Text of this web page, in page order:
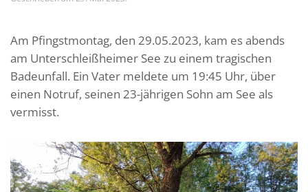
Am Pfingstmontag, den 29.05.2023, kam es abends
am Unterschleißheimer See zu einem tragischen
Badeunfall. Ein Vater meldete um 19:45 Uhr, über
einen Notruf, seinen 23-jährigen Sohn am See als
vermisst.